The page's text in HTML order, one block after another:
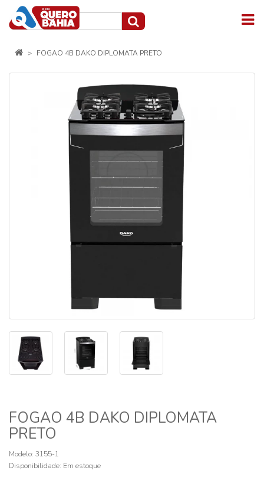
FOGAO 4B DAKO DIPLOMATA PRETO
FOGAO 4B DAKO DIPLOMATA
PRETO
Modelo: 3155-1
Disponibilidade: Em estoque